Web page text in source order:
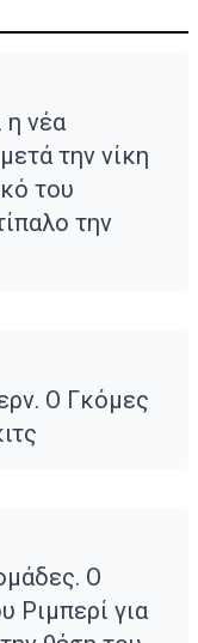
η νέα
την νίκη
του
την
Ο Γκόμες
Ο
Ριμπερί για